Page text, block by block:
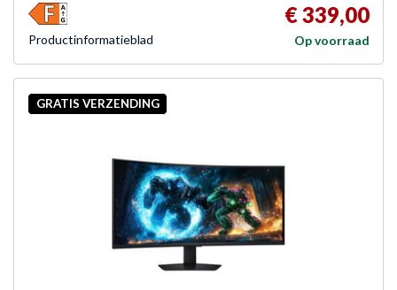
€ 339,00
Op voorraad
Product­informatieblad
GRATIS VERZENDING